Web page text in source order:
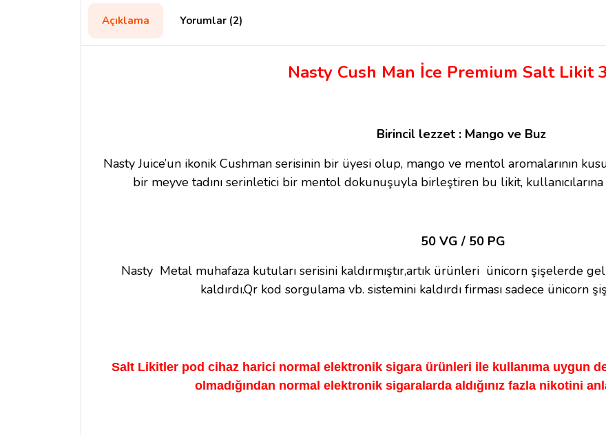
Açıklama Yorumlar (2)
Nasty Cush Man İce Premium Salt Likit
Birincil lezzet : Mango ve Buz
Nasty Juice’un ikonik Cushman serisinin bir üyesi olup, mango ve mentol aromalarının
bir meyve tadını serinletici bir mentol dokunuşuyla birleştiren bu likit,
50 VG / 50 PG
Nasty Metal muhafaza kutuları serisini kaldırmıştır,artık ürünleri ünicorn şişelerde
kaldırdı.Qr kod sorgulama vb. sistemini kaldırdı firması sadece ünicorn
Salt Likitler pod cihaz harici normal elektronik sigara ürünleri ile kullanıma uygun
olmadığından normal elektronik sigaralarda aldığınız fazla nikotini